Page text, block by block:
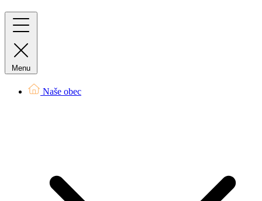
Menu
Naše obec